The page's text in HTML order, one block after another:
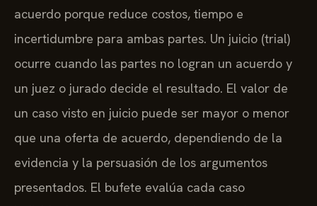
acuerdo porque reduce costos, tiempo e
incertidumbre para ambas partes. Un juicio (trial)
ocurre cuando las partes no logran un acuerdo y
un juez o jurado decide el resultado. El valor de
un caso visto en juicio puede ser mayor o menor
que una oferta de acuerdo, dependiendo de la
evidencia y la persuasión de los argumentos
presentados. El bufete evalúa cada caso